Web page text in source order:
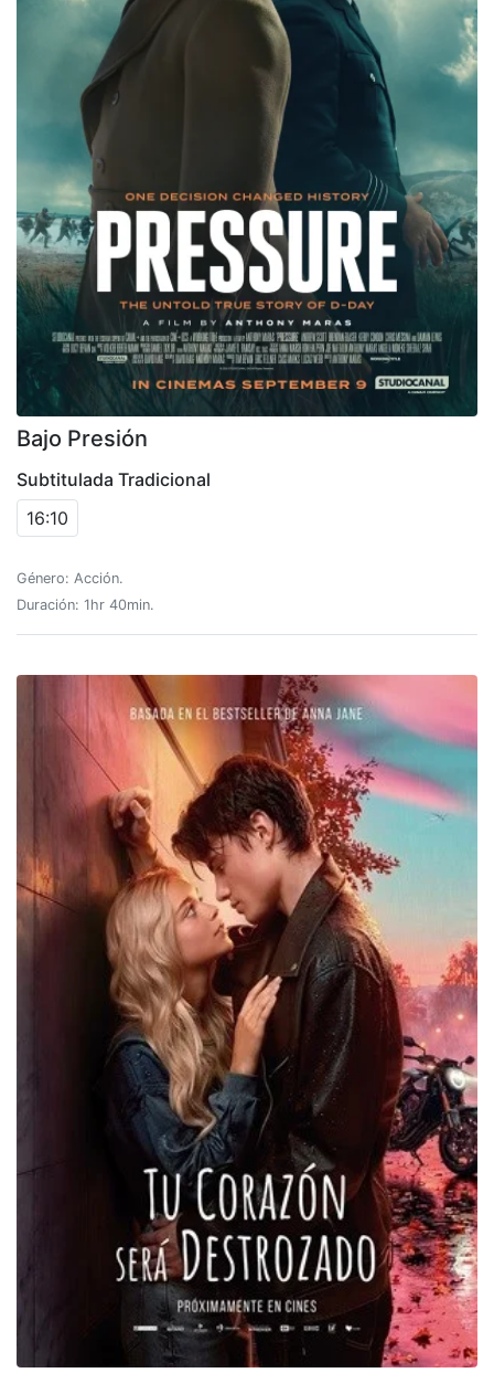
Bajo Presión
Subtitulada Tradicional
16:10
Género: Acción.
Duración: 1hr 40min.